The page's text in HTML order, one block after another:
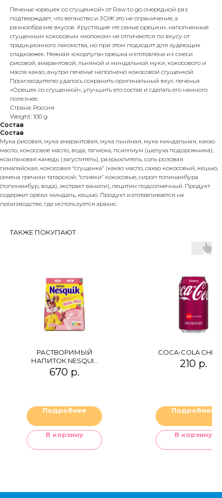
Печенье «орешек со сгущенкой» от Raw to go очередной раз
подтверждает, что веганство и ЗОЖ это не ограничение, а
разнообразие вкусов. Хрустящие «те самые орешки», наполненные
сгущенным кокосовым «молоком» не отличаются по вкусу от
традиционного лакомства, но при этом подходят для худеющих
сладкоежек. Нежная «скорлупа» орешка изготовлена из смеси
рисовой, амарантовой, льняной и миндальной муки, кокосового и
масла какао, внутри печенье наполнено кокосовой сгущенкой.
Производителю удалось сохранить оригинальный вкус печенья
«Орешек со сгущенкой», улучшить его состав и сделать его намного
полезнее.
Страна: Россия
Weight: 100 g
Состав
Состав
Мука рисовая, мука амарантовая, мука льняная, мука миндальная, какао
масло, кокосовое масло, вода, тапиока, псиллиум (шелуха подорожника),
ксантановая камедь (загуститель), разрыхлитель, соль розовая
гималайская, кокосовая “сгущенка” (какао масло, сахар кокосовый, кешью,
семена гречихи татарской, “сливки” кокосовые, сироп топинамбура
(топинамбур, вода), экстракт ванили), лецитин подсолнечный. Продукт
содержит орехи: миндаль, кешью. Продукт изготавливается на
производстве, где используется арахис.
ТАКЖЕ ПОКУПАЮТ
РАСТВОРИМЫЙ
НАПИТОК NESQUIK
STRAWBERRY (ПАКЕТ)
670 р.
Подробнее
В корзину
COCA-COLA
210 р.
Подробнее
В корзину